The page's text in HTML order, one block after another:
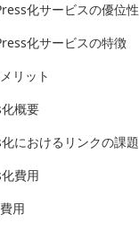
化サービスの優位性
化サービスの特徴
リット
概要
におけるリンクの課題
費用
用